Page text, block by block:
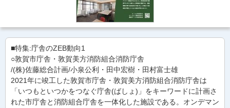
■特集:庁舎のZEB動向1
○敦賀市庁舎・敦賀美方消防組合消防庁舎
/(株)佐藤総合計画/小泉公利・田中宏樹・田村富士雄
2021年に竣工した敦賀市庁舎・敦賀美方消防組合消防庁舎は
「いつもといつかをつなぐ庁舎(ばしょ)」をキーワードに計画さ
れた市庁舎と消防組合庁舎を一体化した施設である。オンデマン